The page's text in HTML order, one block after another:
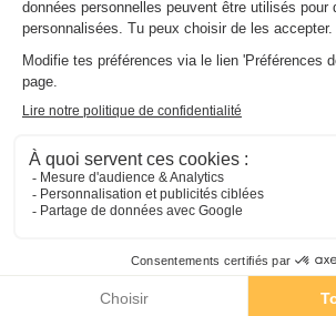
Saint Maurice D'ibie - Voir sur la carte